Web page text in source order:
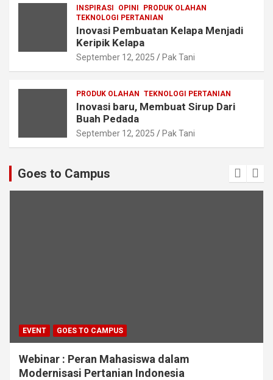
INSPIRASI OPINI
PRODUK OLAHAN
TEKNOLOGI PERTANIAN
Inovasi Pembuatan Kelapa Menjadi
Keripik Kelapa
September 12, 2025 Pak Tani
PRODUK OLAHAN TEKNOLOGI PERTANIAN
Inovasi baru, Membuat Sirup Dari
Buah Pedada
September 12, 2025 Pak Tani
Goes to Campus
EVENT GOES TO CAMPUS
Webinar : Peran Mahasiswa dalam
Modernisasi Pertanian Indonesia